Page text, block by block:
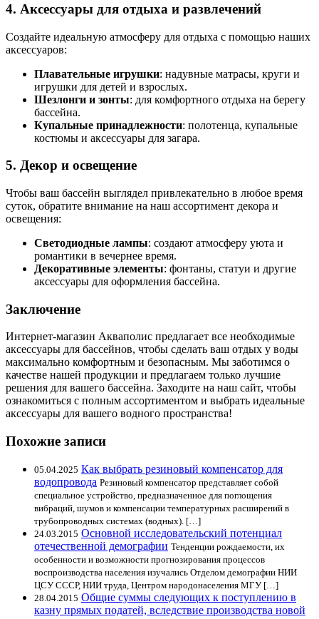
4. Аксессуары для отдыха и развлечений
Создайте идеальную атмосферу для отдыха с помощью наших
аксессуаров:
Плавательные игрушки: надувные матрасы, круги и
игрушки для детей и взрослых.
Шезлонги и зонты: для комфортного отдыха на берегу
бассейна.
Купальные принадлежности: полотенца, купальные
костюмы и аксессуары для загара.
5. Декор и освещение
Чтобы ваш бассейн выглядел привлекательно в любое время
суток, обратите внимание на наш ассортимент декора и
освещения:
Светодиодные лампы: создают атмосферу уюта и
романтики в вечернее время.
Декоративные элементы: фонтаны, статуи и другие
аксессуары для оформления бассейна.
Заключение
Интернет-магазин Акваполис предлагает все необходимые
аксессуары для бассейнов, чтобы сделать ваш отдых у воды
максимально комфортным и безопасным. Мы заботимся о
качестве нашей продукции и предлагаем только лучшие
решения для вашего бассейна. Заходите на наш сайт, чтобы
ознакомиться с полным ассортиментом и выбрать идеальные
аксессуары для вашего водного пространства!
Похожие записи
05.04.2025 Как выбрать резиновый компенсатор для
водопровода Резиновый компенсатор представляет собой
специальное устройство, предназначенное для поглощения
вибраций, шумов и компенсации температурных расширений в
трубопроводных системах (водных). […]
24.03.2015 Основной исследовательский потенциал
отечественной демографии Тенденции рождаемости, их
особенности и возможности прогнозирования процессов
воспроизводства населения изучались Отделом демографии НИИ
ЦСУ СССР, НИИ труда, Центром народонаселения МГУ […]
28.04.2015 Общие суммы следующих к поступлению в
казну прямых податей, вследствие производства новой